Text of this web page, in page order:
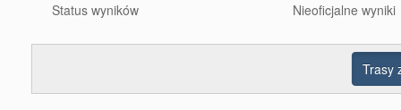
Status wyników
Nieoficjalne wyniki
Trasy